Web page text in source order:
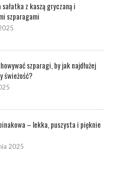
z kaszą gryczaną i
szparagami
szparagi, by jak najdłużej
świeżość?
– lekka, puszysta i pięknie
2025